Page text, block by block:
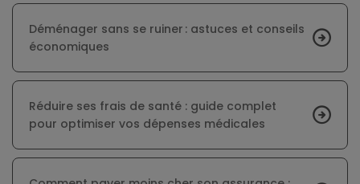
Déménager sans se ruiner : astuces et conseils
économiques
Réduire ses frais de santé : guide complet
pour optimiser vos dépenses médicales